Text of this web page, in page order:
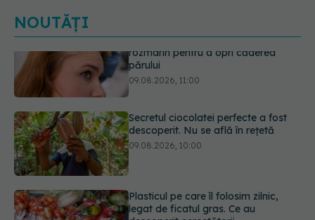
NOUTĂȚI
Secretul ciocolatei perfecte a fost
descoperit. Nu se află în rețetă
Plasticul pe care îl folosim zilnic,
09.08.2026, 09:47